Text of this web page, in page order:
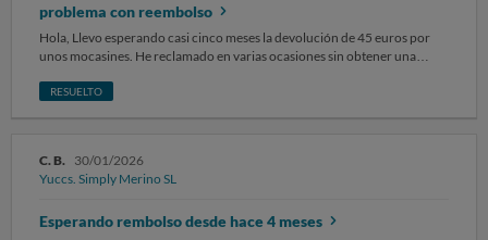
problema con reembolso
Hola, Llevo esperando casi cinco meses la devolución de 45 euros por
unos mocasines. He reclamado en varias ocasiones sin obtener una
vendiendo en su web...
RESUELTO
C. B. 30/01/2026
Yuccs. Simply Merino SL
Esperando rembolso desde hace 4 meses